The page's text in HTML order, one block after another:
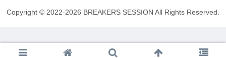
Copyright © 2022-2026 BREAKERS SESSION All Rights Reserved.